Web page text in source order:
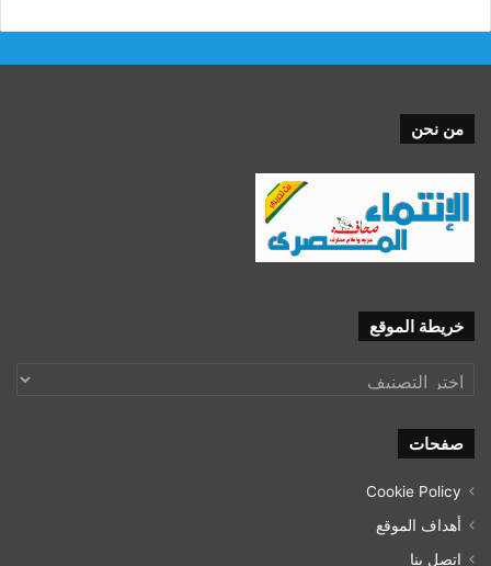
من نحن
خريطة الموقع
خريطة
صفحات
Cookie Policy
أهداف الموقع
اتصل بنا